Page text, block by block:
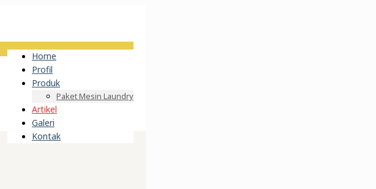
Home
Profil
Produk
Paket Mesin Laundry
Artikel
Galeri
Kontak